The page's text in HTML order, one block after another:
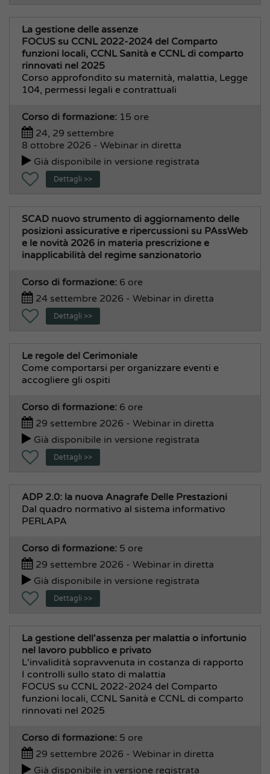
La gestione delle assenze
FOCUS su CCNL 2022-2024 del Comparto
funzioni locali, CCNL Sanità e CCNL di comparto
rinnovati nel 2025
Corso approfondito su maternità, malattia, Legge
104, permessi legali e contrattuali
Corso di formazione: 15 ore
24, 29 settembre
8 ottobre 2026 - Webinar in diretta
Già disponibile in versione registrata
Dettagli >>
SCAD nuovo strumento di aggiornamento delle
posizioni assicurative e ripercussioni su PAssWeb
e le novità 2026 in materia prescrizione e
inapplicabilità del regime sanzionatorio
Corso di formazione: 6 ore
24 settembre 2026 - Webinar in diretta
Dettagli >>
Le regole del Cerimoniale
Come comportarsi per organizzare eventi e
accogliere gli ospiti
Corso di formazione: 6 ore
29 settembre 2026 - Webinar in diretta
Già disponibile in versione registrata
Dettagli >>
ADP 2.0: la nuova Anagrafe Delle Prestazioni
Dal quadro normativo al sistema informativo
PERLAPA
Corso di formazione: 5 ore
29 settembre 2026 - Webinar in diretta
Già disponibile in versione registrata
Dettagli >>
La gestione dell'assenza per malattia o infortunio
nel lavoro pubblico e privato
L'invalidità sopravvenuta in costanza di rapporto
I controlli sullo stato di malattia
FOCUS su CCNL 2022-2024 del Comparto
funzioni locali, CCNL Sanità e CCNL di comparto
rinnovati nel 2025
Corso di formazione: 5 ore
29 settembre 2026 - Webinar in diretta
Già disponibile in versione registrata